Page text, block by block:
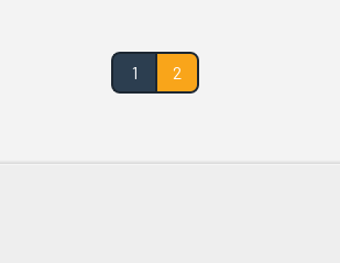
1 2